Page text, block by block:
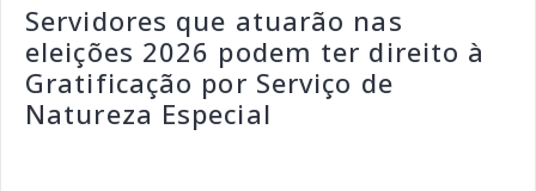
Servidores que atuarão nas
eleições 2026 podem ter direito à
Gratificação por Serviço de
Natureza Especial